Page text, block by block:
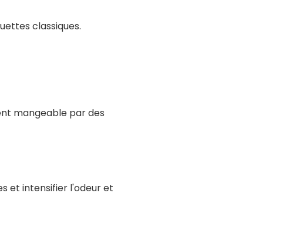
classiques.
mangeable par des
et intensifier l'odeur et